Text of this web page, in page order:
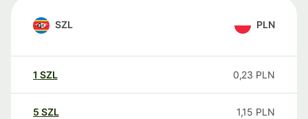
SZL PLN
1 SZL 0,23 PLN
5 SZL 1,15 PLN